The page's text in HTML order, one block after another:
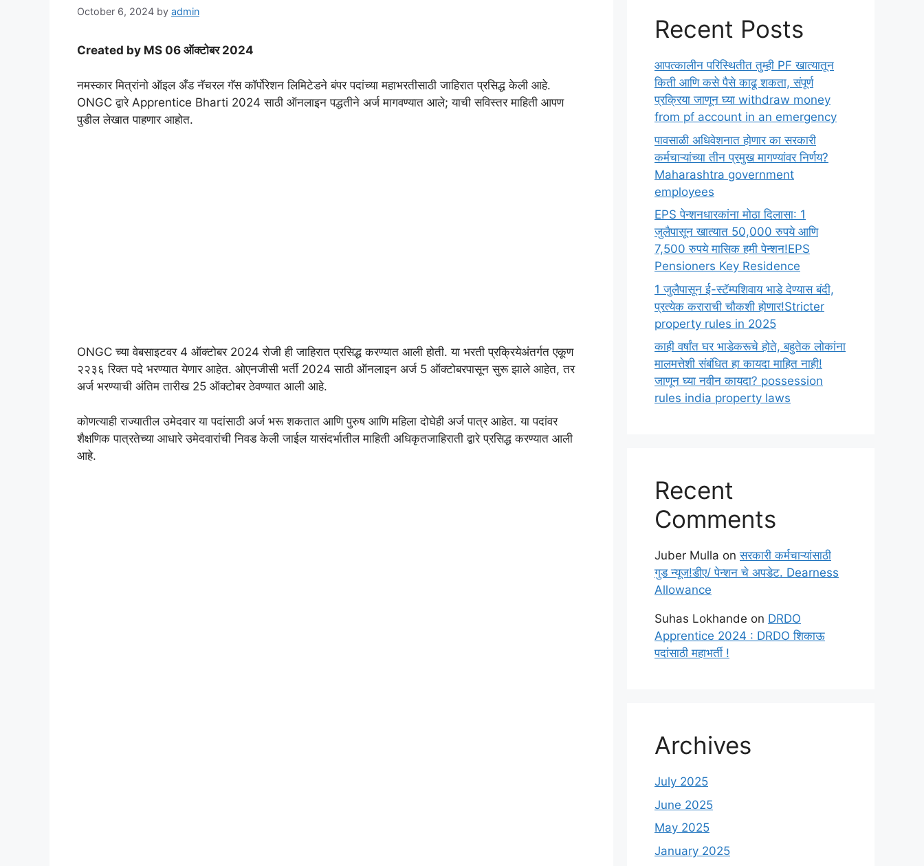
October 6, 2024 by admin
Created by MS 06 ऑक्टोबर 2024
नमस्कार मित्रांनो ऑइल अँड नॅचरल गॅस कॉर्पोरेशन लिमिटेडने बंपर पदांच्या महाभरतीसाठी जाहिरात प्रसिद्ध केली आहे.
ONGC द्वारे Apprentice Bharti 2024 साठी ऑनलाइन पद्धतीने अर्ज मागवण्यात आले; याची सविस्तर माहिती आपण
पुडील लेखात पाहणार आहोत.
ONGC च्या वेबसाइटवर 4 ऑक्टोबर 2024 रोजी ही जाहिरात प्रसिद्ध करण्यात आली होती. या भरती प्रक्रियेअंतर्गत एकूण
२२३६ रिक्त पदे भरण्यात येणार आहेत. ओएनजीसी भर्ती 2024 साठी ऑनलाइन अर्ज 5 ऑक्टोबरपासून सुरू झाले आहेत, तर
अर्ज भरण्याची अंतिम तारीख 25 ऑक्टोबर ठेवण्यात आली आहे.
कोणत्याही राज्यातील उमेदवार या पदांसाठी अर्ज भरू शकतात आणि पुरुष आणि महिला दोघेही अर्ज पात्र आहेत. या पदांवर
शैक्षणिक पात्रतेच्या आधारे उमेदवारांची निवड केली जाईल यासंदर्भातील माहिती अधिकृतजाहिराती द्वारे प्रसिद्ध करण्यात आली
आहे.
Recent Posts
आपत्कालीन परिस्थितीत तुम्ही PF खात्यातून
किती आणि कसे पैसे काढू शकता, संपूर्ण
प्रक्रिया जाणून घ्या withdraw money
from pf account in an emergency
पावसाळी अधिवेशनात होणार का सरकारी
कर्मचाऱ्यांच्या तीन प्रमुख मागण्यांवर निर्णय?
Maharashtra government
employees
EPS पेन्शनधारकांना मोठा दिलासा: 1
जुलैपासून खात्यात 50,000 रुपये आणि
7,500 रुपये मासिक हमी पेन्शन!EPS
Pensioners Key Residence
1 जुलैपासून ई-स्टॅम्पशिवाय भाडे देण्यास बंदी,
प्रत्येक कराराची चौकशी होणार!Stricter
property rules in 2025
काही वर्षांत घर भाडेकरूचे होते, बहुतेक लोकांना
मालमत्तेशी संबंधित हा कायदा माहित नाही!
जाणून घ्या नवीन कायदा? possession
rules india property laws
Recent
Comments
Juber Mulla onसरकारी कर्मचाऱ्यांसाठी
गुड न्यूज!डीए/ पेन्शन चे अपडेट. Dearness
Allowance
Suhas Lokhande on DRDO
Apprentice 2024 : DRDO शिकाऊ
पदांसाठी महाभर्ती !
Archives
July 2025
June 2025
May 2025
January 2025